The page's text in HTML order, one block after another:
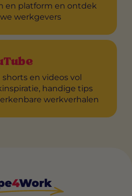
en platform en ontdek
werkgevers
shorts en videos vol
handige tips
werkverhalen